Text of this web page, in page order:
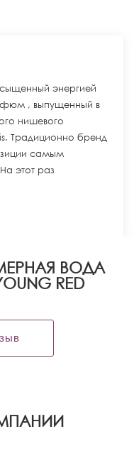
энергией
, выпущенный в
нишевого
Традиционно бренд
самым
этот раз
ВОДА
RED